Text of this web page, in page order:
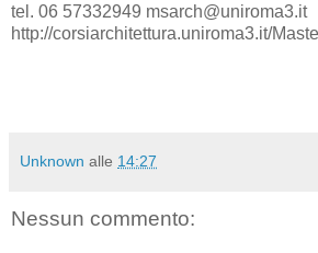
tel. 06 57332949 msarch@uniroma3.it
http://corsiarchitettura.uniroma3.it/
Unknown alle 14:27
Nessun commento: